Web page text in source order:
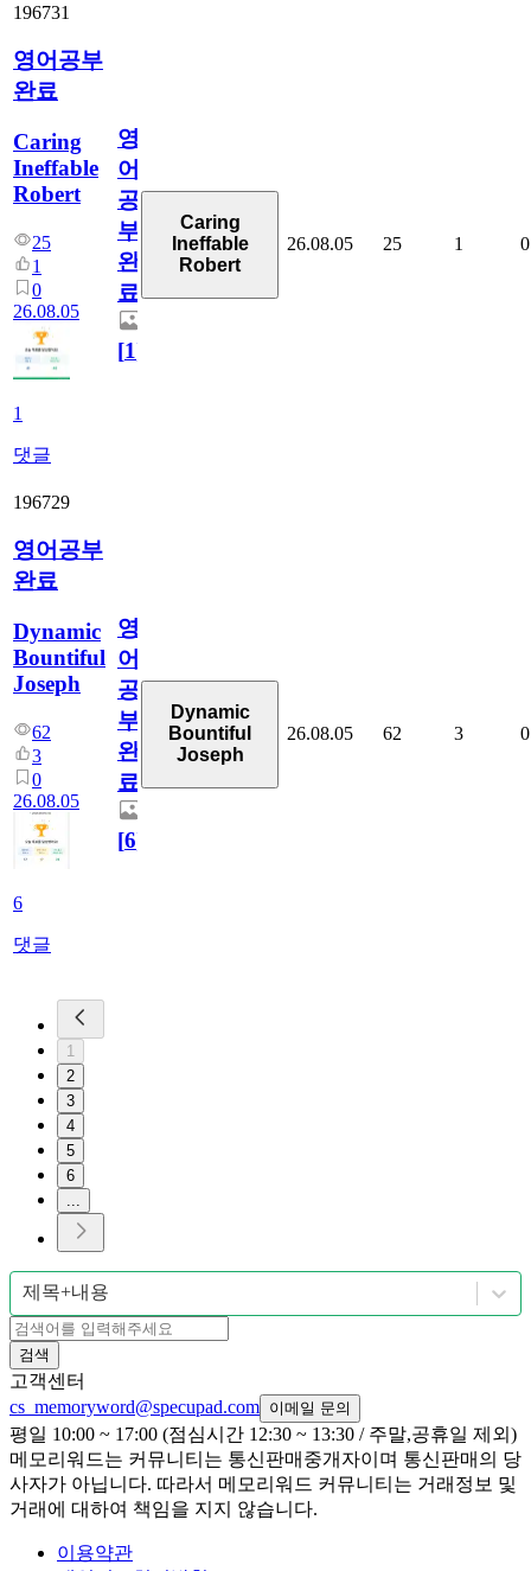
196731
영어공부
완료
Caring
Ineffable
Robert
25
1
0
26.08.05
1
댓글
영
어
공
부
완
료
[1]
Caring
Ineffable
Robert
26.08.05 25 1 0
196729
영어공부
완료
Dynamic
Bountiful
Joseph
62
3
0
26.08.05
6
댓글
영
어
공
부
완
료
[6]
Dynamic
Bountiful
Joseph
26.08.05 62 3 0
1
2
3
4
5
6
제목+내용
검색
고객센터
cs_memoryword@specupad.com 이메일 문의
평일 10:00 ~ 17:00 (점심시간 12:30 ~ 13:30 / 주말,공휴일 제외)
메모리워드는 커뮤니티는 통신판매중개자이며 통신판매의 당
사자가 아닙니다. 따라서 메모리워드 커뮤니티는 거래정보 및
거래에 대하여 책임을 지지 않습니다.
이용약관